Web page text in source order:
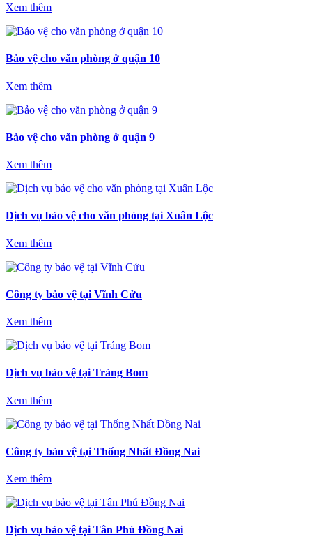
Xem thêm
Bảo vệ cho văn phòng ở quận 10
Xem thêm
Bảo vệ cho văn phòng ở quận 9
Xem thêm
Dịch vụ bảo vệ cho văn phòng tại Xuân Lộc
Xem thêm
Công ty bảo vệ tại Vĩnh Cửu
Xem thêm
Dịch vụ bảo vệ tại Trảng Bom
Xem thêm
Công ty bảo vệ tại Thống Nhất Đồng Nai
Xem thêm
Dịch vụ bảo vệ tại Tân Phú Đồng Nai